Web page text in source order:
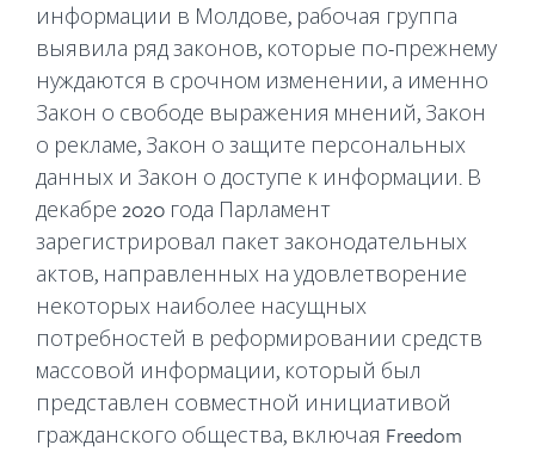
информации в Молдове, рабочая группа
выявила ряд законов, которые по-прежнему
нуждаются в срочном изменении, а именно
Закон о свободе выражения мнений, Закон
о рекламе, Закон о защите персональных
данных и Закон о доступе к информации. В
декабре 2020 года Парламент
зарегистрировал пакет законодательных
актов, направленных на удовлетворение
некоторых наиболее насущных
потребностей в реформировании средств
массовой информации, который был
представлен совместной инициативой
гражданского общества, включая Freedom